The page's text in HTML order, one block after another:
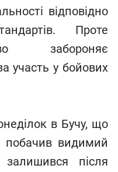
відповідно
Проте
забороняє
участь у бойових
в Бучу, що
побачив видимий
після